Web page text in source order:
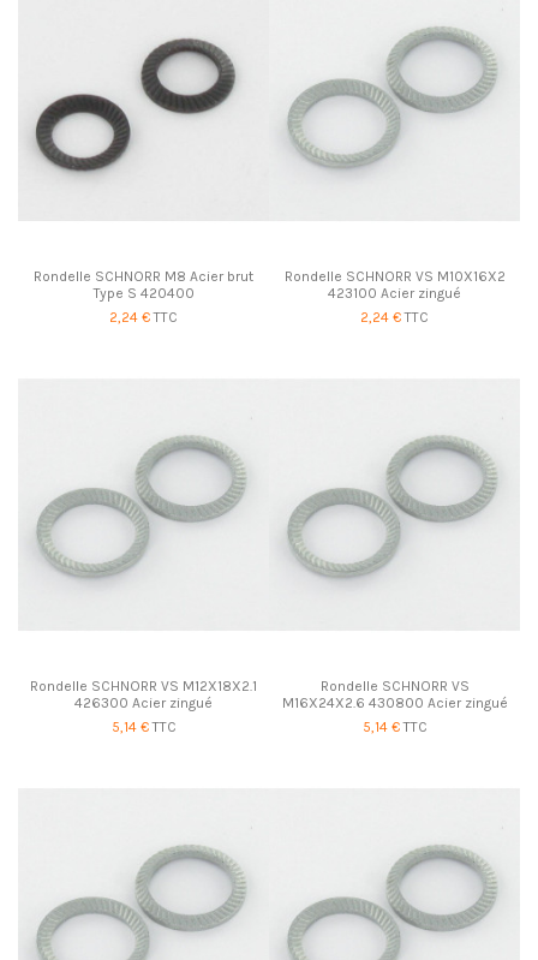
Rondelle SCHNORR M8 Acier brut
Type S 420400
2,24 €TTC
Rondelle SCHNORR VS M10X16X2
423100 Acier zingué
2,24 €TTC
Rondelle SCHNORR VS M12X18X2.1
426300 Acier zingué
5,14 €TTC
Rondelle SCHNORR VS
M16X24X2.6 430800 Acier zingué
5,14 €TTC